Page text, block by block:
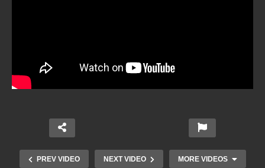
PREV VIDEO NEXT VIDEO MORE VIDEOS